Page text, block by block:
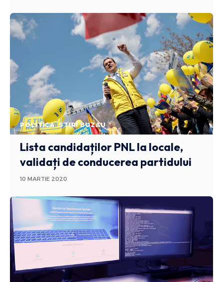
POLITICA STIRI BUZAU
Lista candidaților PNL la locale,
validați de conducerea partidului
10 MARTIE 2020